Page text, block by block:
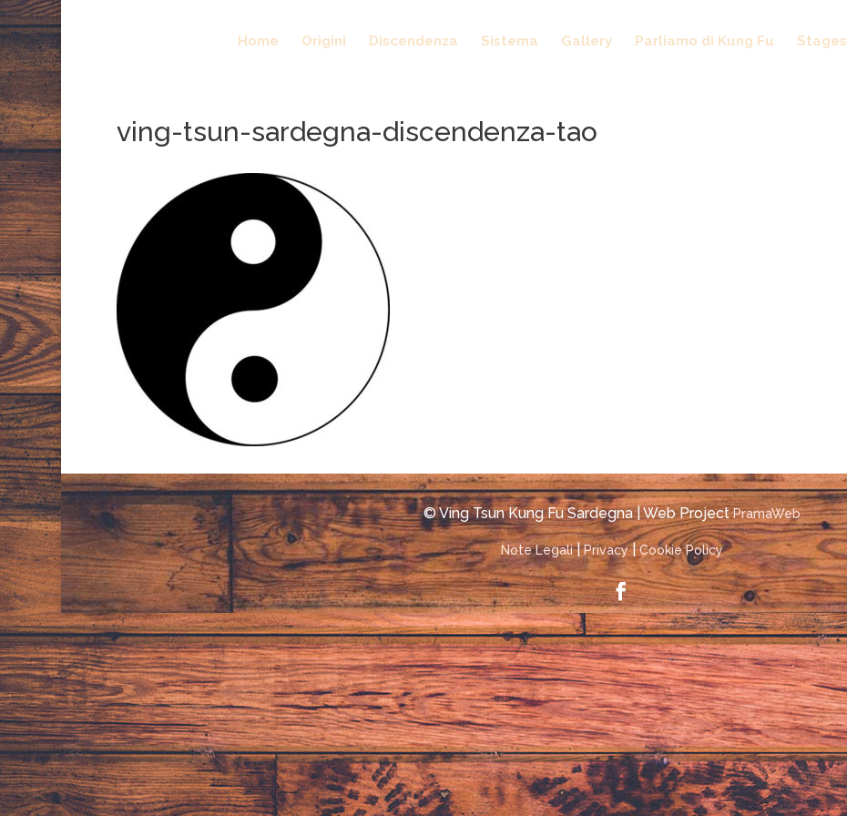
Home Origini Discendenza Sistema Gallery Parliamo di Kung Fu Stages
ving-tsun-sardegna-discendenza-tao
© Ving Tsun Kung Fu Sardegna | Web ProjectPramaWeb
Note Legali|Privacy|Cookie Policy